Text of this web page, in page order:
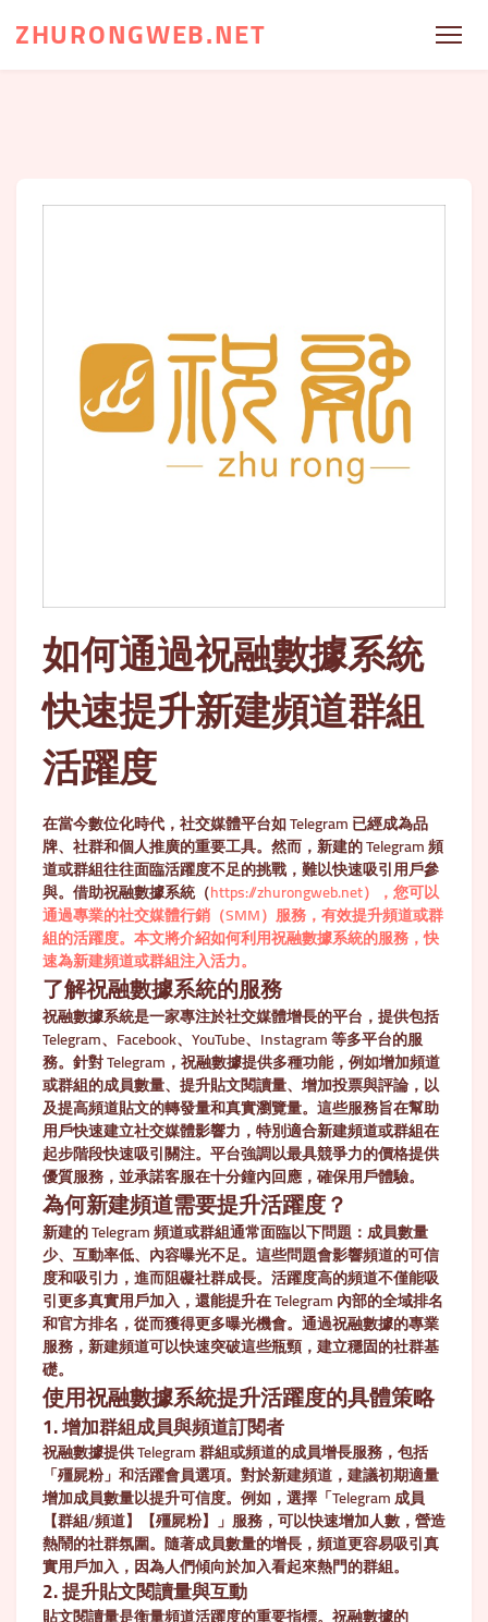
ZHURONGWEB.NET
如何通過祝融數據系統
快速提升新建頻道群組
活躍度
在當今數位化時代，社交媒體平台如 Telegram 已經成為品
牌、社群和個人推廣的重要工具。然而，新建的 Telegram 頻
道或群組往往面臨活躍度不足的挑戰，難以快速吸引用戶參
與。借助祝融數據系統（https://zhurongweb.net），您可以
通過專業的社交媒體行銷（SMM）服務，有效提升頻道或群
組的活躍度。本文將介紹如何利用祝融數據系統的服務，快
速為新建頻道或群組注入活力。
了解祝融數據系統的服務
祝融數據系統是一家專注於社交媒體增長的平台，提供包括
Telegram、Facebook、YouTube、Instagram 等多平台的服
務。針對 Telegram，祝融數據提供多種功能，例如增加頻道
或群組的成員數量、提升貼文閱讀量、增加投票與評論，以
及提高頻道貼文的轉發量和真實瀏覽量。這些服務旨在幫助
用戶快速建立社交媒體影響力，特別適合新建頻道或群組在
起步階段快速吸引關注。平台強調以最具競爭力的價格提供
優質服務，並承諾客服在十分鐘內回應，確保用戶體驗。
為何新建頻道需要提升活躍度？
新建的 Telegram 頻道或群組通常面臨以下問題：成員數量
少、互動率低、內容曝光不足。這些問題會影響頻道的可信
度和吸引力，進而阻礙社群成長。活躍度高的頻道不僅能吸
引更多真實用戶加入，還能提升在 Telegram 內部的全域排名
和官方排名，從而獲得更多曝光機會。通過祝融數據的專業
服務，新建頻道可以快速突破這些瓶頸，建立穩固的社群基
礎。
使用祝融數據系統提升活躍度的具體策略
1. 增加群組成員與頻道訂閱者
祝融數據提供 Telegram 群組或頻道的成員增長服務，包括
「殭屍粉」和活躍會員選項。對於新建頻道，建議初期適量
增加成員數量以提升可信度。例如，選擇「Telegram 成員
【群組/頻道】【殭屍粉】」服務，可以快速增加人數，營造
熱鬧的社群氛圍。隨著成員數量的增長，頻道更容易吸引真
實用戶加入，因為人們傾向於加入看起來熱門的群組。
2. 提升貼文閱讀量與互動